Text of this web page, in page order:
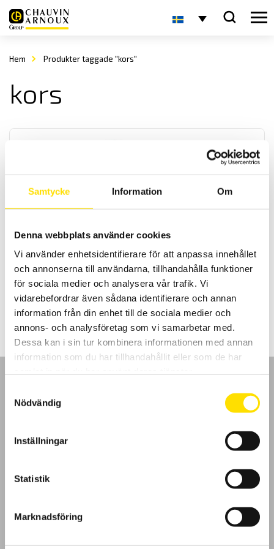
Samtycke Information Om
Denna webbplats använder cookies
Vi använder enhetsidentifierare för att anpassa innehållet
och annonserna till användarna, tillhandahålla funktioner
för sociala medier och analysera vår trafik. Vi
vidarebefordrar även sådana identifierare och annan
information från din enhet till de sociala medier och
annons- och analysföretag som vi samarbetar med.
Dessa kan i sin tur kombinera informationen med annan
information som du har tillhandahållit eller som de har
Nödvändig
Inställningar
Statistik
Marknadsföring
Hem Produkter taggade "kors"
kors
Vi har ett brett sortiment av digitala lägesgivare samt
lampindikatorer för manöverpaneler och apparatskåp. De kan fås
med olika färger samt för olika spänningar vilket anges vid
beställning.
LÄS MER